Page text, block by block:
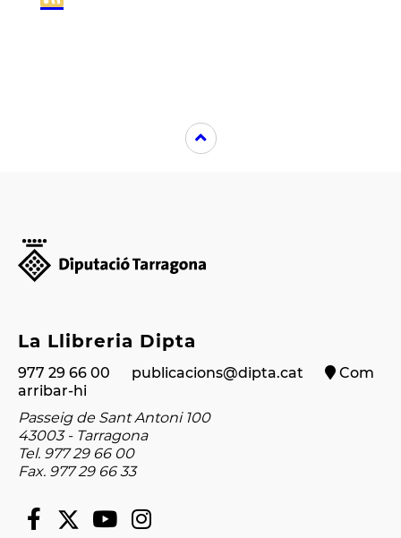
La Llibreria Dipta
977 29 66 00 publicacions@dipta.cat
Com
arribar-hi
Passeig de Sant Antoni 100
43003 - Tarragona
Tel. 977 29 66 00
Fax. 977 29 66 33